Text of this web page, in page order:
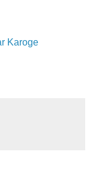
Karoge